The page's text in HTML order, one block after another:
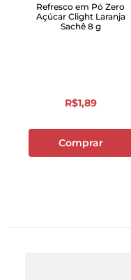
Refresco em Pó Zero
Açúcar Clight Laranja
Sachê 8 g
R$1,89
Comprar